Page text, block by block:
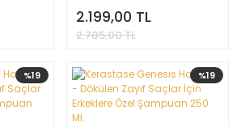
Güç veren Sprey 150 ml
2.199,00 TL
2.705,00 TL
%19 %19